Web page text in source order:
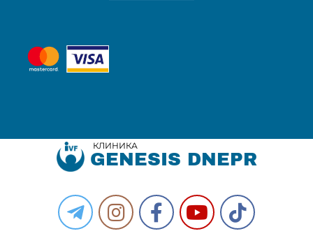
КЛИНИКА
GENESIS DNEPR